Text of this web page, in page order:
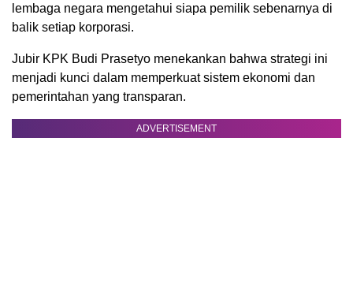
lembaga negara mengetahui siapa pemilik sebenarnya di
balik setiap korporasi.
Jubir KPK Budi Prasetyo menekankan bahwa strategi ini
menjadi kunci dalam memperkuat sistem ekonomi dan
pemerintahan yang transparan.
ADVERTISEMENT